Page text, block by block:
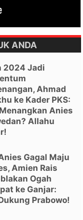
ANDA
2024 Jadi
Ahmad
ke Kader PKS:
Anies
Allahu
Gagal Maju
Amien Rais
Ogah
ke Ganjar:
Prabowo!